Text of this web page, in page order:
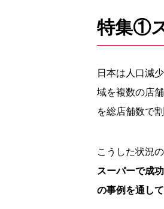
特集①
日本は人口減
域を複数の店
を総店舗数で
こうした状況
スーパーで成
の事例を通して